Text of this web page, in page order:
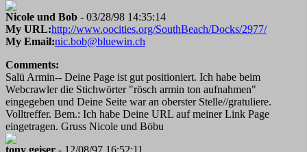
Nicole und Bob - 03/28/98 14:35:14
My URL:http://www.oocities.org/SouthBeach/Docks/2977/
My Email:nic.bob@bluewin.ch
Comments:
Salü Armin-- Deine Page ist gut positioniert. Ich habe beim
Webcrawler die Stichwörter "rösch armin ton aufnahmen"
eingegeben und Deine Seite war an oberster Stelle//gratuliere.
Volltreffer. Bem.: Ich habe Deine URL auf meiner Link Page
eingetragen. Gruss Nicole und Böbu
tony geiser - 12/08/97 16:52:11